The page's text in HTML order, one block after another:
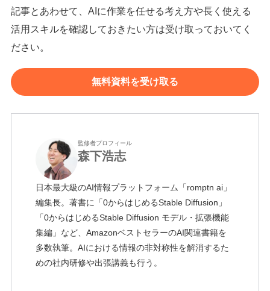
記事とあわせて、AIに作業を任せる考え方や長く使える
活用スキルを確認しておきたい方は受け取っておいてく
ださい。
無料資料を受け取る
監修者プロフィール
森下浩志
日本最大級のAI情報プラットフォーム「romptn ai」
編集長。著書に「0からはじめるStable Diffusion」
「0からはじめるStable Diffusion モデル・拡張機能
集編」など、AmazonベストセラーのAI関連書籍を
多数執筆。AIにおける情報の非対称性を解消するた
めの社内研修や出張講義も行う。